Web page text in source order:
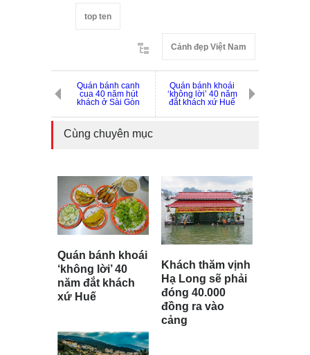
top ten
Cảnh đẹp Việt Nam
Quán bánh canh
cua 40 năm hút
khách ở Sài Gòn
Quán bánh khoái
‘không lời’ 40 năm
đắt khách xứ Huế
Cùng chuyên mục
Quán bánh khoái
‘không lời’ 40
năm đắt khách
xứ Huế
Khách thăm vịnh
Hạ Long sẽ phải
đóng 40.000
đồng ra vào
cảng